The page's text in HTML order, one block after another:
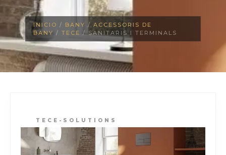
INICIO / BANY / ACCESSORIS DE
BANY / TECE / SANITARIS I TERMINALS
TECE-SOLUTIONS